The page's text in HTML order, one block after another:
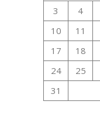
3
4
10
11
17
18
24
25
31